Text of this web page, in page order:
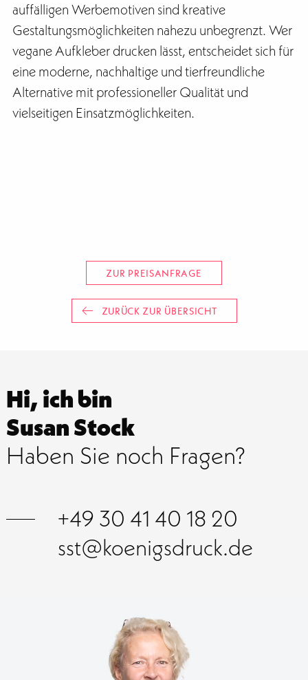
auffälligen Werbemotiven sind kreative
Gestaltungsmöglichkeiten nahezu unbegrenzt. Wer
vegane Aufkleber drucken lässt, entscheidet sich für
eine moderne, nachhaltige und tierfreundliche
Alternative mit professioneller Qualität und
vielseitigen Einsatzmöglichkeiten.
ZUR PREISANFRAGE
ZURÜCK ZUR ÜBERSICHT
Hi, ich bin
Susan Stock
Haben Sie noch Fragen?
+49 30 41 40 18 20
sst@koenigsdruck.de